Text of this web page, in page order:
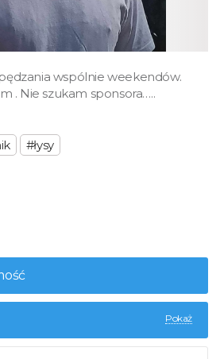
wspólnie weekendów.
. Nie szukam sponsora…..
#łysy
Pokaż